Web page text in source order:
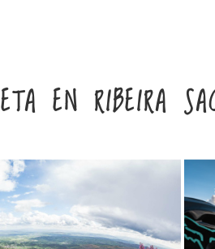
EN RIBEIRA